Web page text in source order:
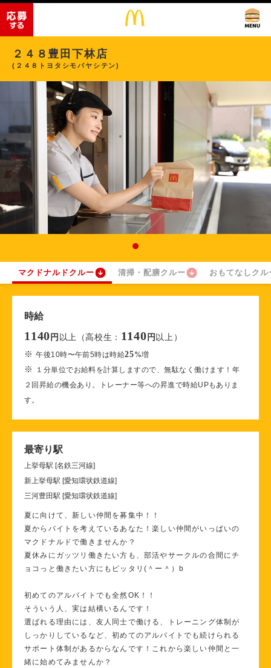
２４８豊田下林店
(２４８トヨタシモバヤシテン)
マクドナルドクルー 清掃・配膳クルー おもてなしクル
時給
1140 円 以上（高校生： 1140 円 以上）
※午後10時〜午前5時は時給25%増
※
１分単位でお給料を計算しますので、無駄なく働けます！年
２回昇給の機会あり。トレーナー等への昇進で時給UPもありま
す。
最寄り駅
上挙母駅 [名鉄三河線]
新上挙母駅 [愛知環状鉄道線]
三河豊田駅 [愛知環状鉄道線]
夏に向けて、新しい仲間を募集中！！
夏からバイトを考えているあなた！楽しい仲間がいっぱいの
マクドナルドで働きませんか？
夏休みにガッツリ働きたい方も、部活やサークルの合間にチ
ョコっと働きたい方にもピッタリ(＾ー＾）b
初めてのアルバイトでも全然OK！！
そういう人、実は結構いるんです！
選ばれる理由には、友人同士で働ける、トレーニング体制が
しっかりしているなど、初めてのアルバイトでも続けられる
サポート体制があるからなんです！これから楽しい仲間と一
緒に始めてみませんか？